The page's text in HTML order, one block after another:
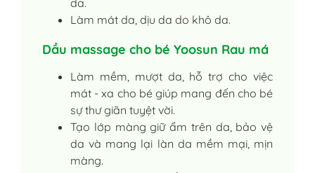
Làm mát da, dịu da do khô da.
Dầu massage cho bé Yoosun Rau má
Làm mềm, mượt da, hỗ trợ cho việc
mát - xa cho bé giúp mang đến cho bé
sự thư giãn tuyệt vời.
Tạo lớp màng giữ ẩm trên da, bảo vệ
da và mang lại làn da mềm mại, mịn
màng.